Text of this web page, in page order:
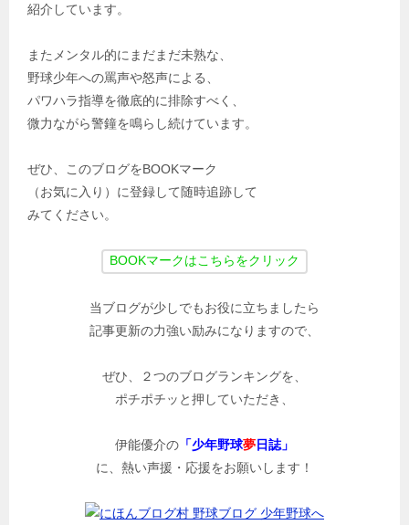
紹介しています。
またメンタル的にまだまだ未熟な、
野球少年への罵声や怒声による、
パワハラ指導を徹底的に排除すべく、
微力ながら警鐘を鳴らし続けています。
ぜひ、このブログをBOOKマーク
（お気に入り）に登録して随時追跡して
みてください。
当ブログが少しでもお役に立ちましたら
記事更新の力強い励みになりますので、
ぜひ、２つのブログランキングを、
ポチポチッと押していただき、
伊能優介の 「少年野球夢日誌」
に、熱い声援・応援をお願いします！